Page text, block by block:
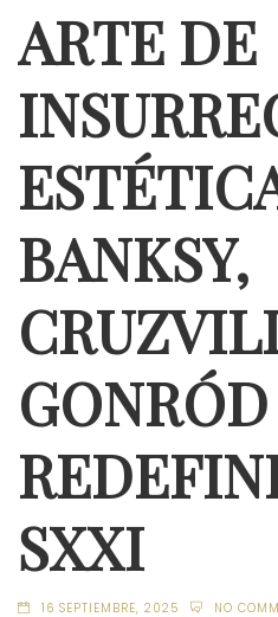
ARTE DE
BANKSY,
GONRÓD
SXXI
16 SEPTIEMBRE, 2025 NO